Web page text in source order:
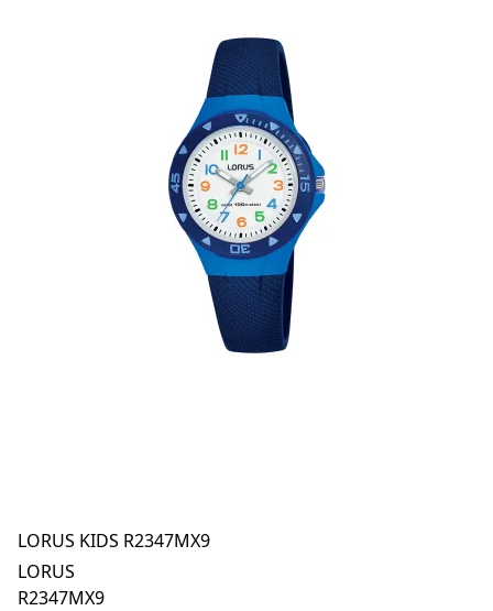
LORUS KIDS R2347MX9
LORUS
R2347MX9